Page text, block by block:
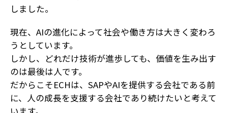
しました。
現在、AIの進化によって社会や働き方は大きく変わろ
うとしています。
しかし、どれだけ技術が進歩しても、価値を生み出す
のは最後は人です。
だからこそECHは、SAPやAIを提供する会社である前
に、人の成長を支援する会社であり続けたいと考えて